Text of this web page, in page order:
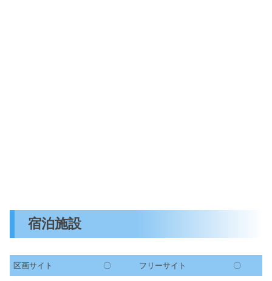
宿泊施設
区画サイト 〇 フリーサイト 〇